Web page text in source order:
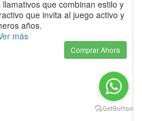
que combinan estilo y
que invita al juego activo y
años.
más
Comprar Ahora